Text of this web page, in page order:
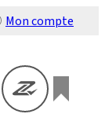
Mon compte